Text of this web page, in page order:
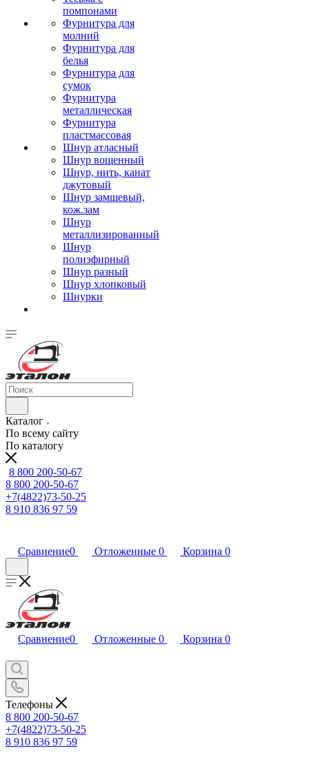
помпонами
Фурнитура для
молний
Фурнитура для
белья
Фурнитура для
сумок
Фурнитура
металлическая
Фурнитура
пластмассовая
Шнур атласный
Шнур вощенный
Шнур, нить, канат
джутовый
Шнур замшевый,
кож.зам
Шнур
металлизированный
Шнур
полиэфирный
Шнур разный
Шнур хлопковый
Шнурки
Каталог
По всему сайту
По каталогу
8 800 200-50-67
8 800 200-50-67
+7(4822)73-50-25
8 910 836 97 59
Сравнение0 Отложенные 0 Корзина 0
Сравнение0 Отложенные 0 Корзина 0
Телефоны
8 800 200-50-67
+7(4822)73-50-25
8 910 836 97 59